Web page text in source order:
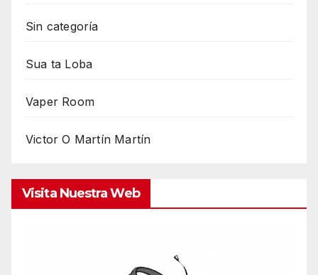
Sin categoría
Sua ta Loba
Vaper Room
Victor O Martín Martín
Visita Nuestra Web